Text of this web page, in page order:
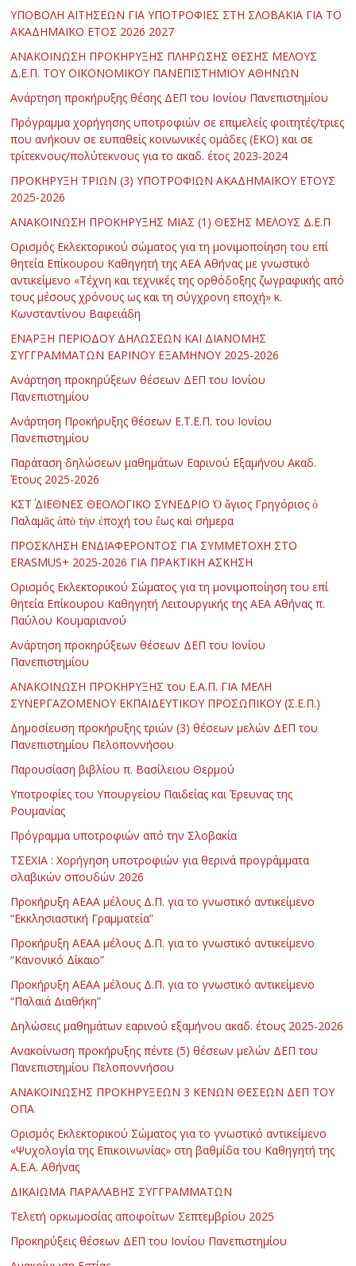
ΥΠΟΒΟΛΗ ΑΙΤΗΣΕΩΝ ΓΙΑ ΥΠΟΤΡΟΦΙΕΣ ΣΤΗ ΣΛΟΒΑΚΙΑ ΓΙΑ ΤΟ
ΑΚΑΔΗΜΑΪΚΟ ΕΤΟΣ 2026 2027
ΑΝΑΚΟΙΝΩΣΗ ΠΡΟΚΗΡΥΞΗΣ ΠΛΗΡΩΣΗΣ ΘΕΣΗΣ ΜΕΛΟΥΣ
Δ.Ε.Π. ΤΟΥ ΟΙΚΟΝΟΜΙΚΟΥ ΠΑΝΕΠΙΣΤΗΜΙΟΥ ΑΘΗΝΩΝ
Ανάρτηση προκήρυξης θέσης ΔΕΠ του Ιονίου Πανεπιστημίου
Πρόγραμμα χορήγησης υποτροφιών σε επιμελείς φοιτητές/τριες
που ανήκουν σε ευπαθείς κοινωνικές ομάδες (ΕΚΟ) και σε
τρίτεκνους/πολύτεκνους για το ακαδ. έτος 2023-2024
ΠΡΟΚΗΡΥΞΗ ΤΡΙΩΝ (3) ΥΠΟΤΡΟΦΙΩΝ ΑΚΑΔΗΜΑΪΚΟΥ ΕΤΟΥΣ
2025-2026
ΑΝΑΚΟΙΝΩΣΗ ΠΡΟΚΗΡΥΞΗΣ ΜΙΑΣ (1) ΘΕΣΗΣ ΜΕΛΟΥΣ Δ.Ε.Π
Ορισμός Εκλεκτορικού σώματος για τη μονιμοποίηση του επί
θητεία Επίκουρου Καθηγητή της ΑΕΑ Αθήνας με γνωστικό
αντικείμενο «Τέχνη και τεχνικές της ορθόδοξης ζωγραφικής από
τους μέσους χρόνους ως και τη σύγχρονη εποχή» κ.
Κωνσταντίνου Βαφειάδη
ΕΝΑΡΞΗ ΠΕΡΙΟΔΟΥ ΔΗΛΩΣΕΩΝ ΚΑΙ ΔΙΑΝΟΜΗΣ
ΣΥΓΓΡΑΜΜΑΤΩΝ ΕΑΡΙΝΟΥ ΕΞΑΜΗΝΟΥ 2025-2026
Ανάρτηση προκηρύξεων θέσεων ΔΕΠ του Ιονίου
Πανεπιστημίου
Ανάρτηση Προκήρυξης θέσεων Ε.Τ.Ε.Π. του Ιονίου
Πανεπιστημίου
Παράταση δηλώσεων μαθημάτων Εαρινού Εξαμήνου Ακαδ.
Έτους 2025-2026
ΚΣΤ΄ ΔΙΕΘΝΕΣ ΘΕΟΛΟΓΙΚΟ ΣΥΝΕΔΡΙΟ Ὁ ἅγιος Γρηγόριος ὁ
Παλαμᾶς ἀπὸ τὴν ἐποχή του ἕως καὶ σήμερα
ΠΡΟΣΚΛΗΣΗ ΕΝΔΙΑΦΕΡΟΝΤΟΣ ΓΙΑ ΣΥΜΜΕΤΟΧΗ ΣΤΟ
ERASMUS+ 2025-2026 ΓΙΑ ΠΡΑΚΤΙΚΗ ΑΣΚΗΣΗ
Ορισμός Εκλεκτορικού Σώματος για τη μονιμοποίηση του επί
θητεία Επίκουρου Καθηγητή Λειτουργικής της ΑΕΑ Αθήνας π.
Παύλου Κουμαριανού
Ανάρτηση προκηρύξεων θέσεων ΔΕΠ του Ιονίου
Πανεπιστημίου
ΑΝΑΚΟΙΝΩΣΗ ΠΡΟΚΗΡΥΞΗΣ του Ε.Α.Π. ΓΙΑ ΜΕΛΗ
ΣΥΝΕΡΓΑΖΟΜΕΝΟΥ ΕΚΠΑΙΔΕΥΤΙΚΟΥ ΠΡΟΣΩΠΙΚΟΥ (Σ.Ε.Π.)
Δημοσίευση προκήρυξης τριών (3) θέσεων μελών ΔΕΠ του
Πανεπιστημίου Πελοποννήσου
Παρουσίαση βιβλίου π. Βασίλειου Θερμού
Υποτροφίες του Υπουργείου Παιδείας και Έρευνας της
Ρουμανίας
Πρόγραμμα υποτροφιών από την Σλοβακία
ΤΣΕΧΙΑ : Χορήγηση υποτροφιών για θερινά προγράμματα
σλαβικών σπουδών 2026
Προκήρυξη ΑΕΑΑ μέλους Δ.Π. για το γνωστικό αντικείμενο
“Εκκλησιαστική Γραμματεία”
Προκήρυξη ΑΕΑΑ μέλους Δ.Π. για το γνωστικό αντικείμενο
“Κανονικό Δίκαιο”
Προκήρυξη ΑΕΑΑ μέλους Δ.Π. για το γνωστικό αντικείμενο
“Παλαιά Διαθήκη”
Δηλώσεις μαθημάτων εαρινού εξαμήνου ακαδ. έτους 2025-2026
Ανακοίνωση προκήρυξης πέντε (5) θέσεων μελών ΔΕΠ του
Πανεπιστημίου Πελοποννήσου
ΑΝΑΚΟΙΝΩΣΗΣ ΠΡΟΚΗΡΥΞΕΩΝ 3 ΚΕΝΩΝ ΘΕΣΕΩΝ ΔΕΠ ΤΟΥ
ΟΠΑ
Ορισμός Εκλεκτορικού Σώματος για το γνωστικό αντικείμενο
«Ψυχολογία της Επικοινωνίας» στη βαθμίδα του Καθηγητή της
Α.Ε.Α. Αθήνας
ΔΙΚΑΙΩΜΑ ΠΑΡΑΛΑΒΗΣ ΣΥΓΓΡΑΜΜΑΤΩΝ
Τελετή ορκωμοσίας αποφοίτων Σεπτεμβρίου 2025
Προκηρύξεις θέσεων ΔΕΠ του Ιονίου Πανεπιστημίου